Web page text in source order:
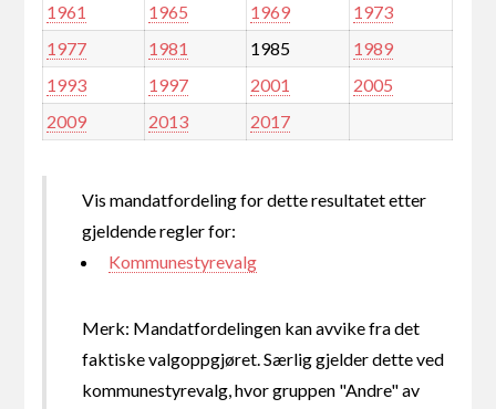
1961
1965 1969
1973
1977
1981 1985
1989
1993
1997 2001
2005
2009
2013 2017
Vis mandatfordeling for dette resultatet etter
gjeldende regler for:
Kommunestyrevalg
Merk: Mandatfordelingen kan avvike fra det
faktiske valgoppgjøret. Særlig gjelder dette ved
kommunestyrevalg, hvor gruppen "Andre" av